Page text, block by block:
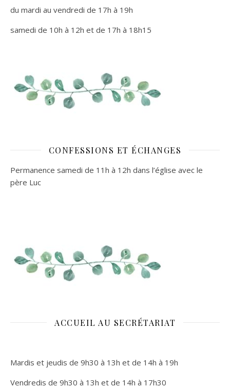
du mardi au vendredi de 17h à 19h
samedi de 10h à 12h et de 17h à 18h15
CONFESSIONS ET ÉCHANGES
Permanence samedi de 11h à 12h dans l’église avec le
père Luc
ACCUEIL AU SECRÉTARIAT
Mardis et jeudis de 9h30 à 13h et de 14h à 19h
Vendredis de 9h30 à 13h et de 14h à 17h30